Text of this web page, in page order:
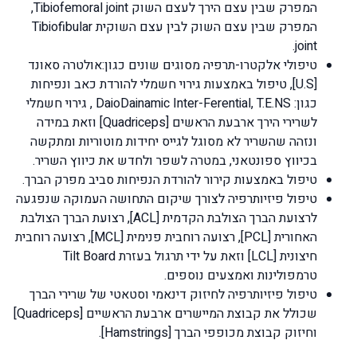
המפרק שבין עצם הירך לעצם השוק Tibiofemoral joint,
המפרק שבין עצם השוק לבין עצם השוקית Tibiofibular
joint.
טיפולי אלקטרו-תרפיה מסוגים שונים כגון:אולטרה סאונד
[U.S], טיפול באמצעות גירוי חשמלי להורדת כאב ונפיחות
כגון: DaioDainamic Inter-Ferential, T.E.NS , גירוי חשמלי
לשרירי הירך ארבעת הראשים [Quadriceps] וזאת במידה
ונזהה שהשריר לא מסוגל לגייס יחידות מוטוריות ומתקשה
בכיווץ ספונטאני, במטרה לשפר ולחדש את כיווץ השריר.
טיפול באמצעות קירור להורדת הנפיחות סביב מפרק הברך.
טיפול פיזיותרפיה לצורך שיקום התחושה העמוקה שנפגעה
לרצועת הברך הצולבת הקדמית [ACL], רצועת הברך הצולבת
האחורית [PCL], רצועה רוחבית פנימית [MCL], רצועה רוחבית
חיצונית [LCL] וזאת על ידי תרגול בעזרת Tilt Board
טרמפולינות ואמצעים נוספים.
טיפול פיזיותרפיה לחיזוק דינאמי וסטאטי של שרירי הברך
שכולל את קבוצת המיישרים ארבעת הראשיים [Quadriceps]
וחיזוק קבוצת מכופפי הברך [Hamstrings].